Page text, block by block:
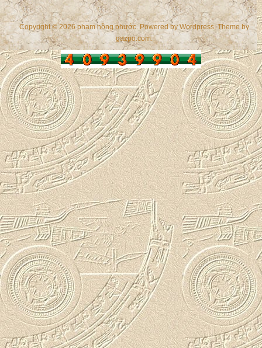
Copyright © 2026 phạm hồng phước. Powered byWordpress, Theme by
gazpo.com.